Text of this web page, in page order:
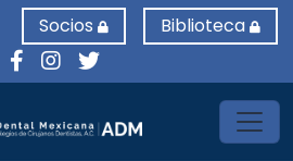
Socios Biblioteca